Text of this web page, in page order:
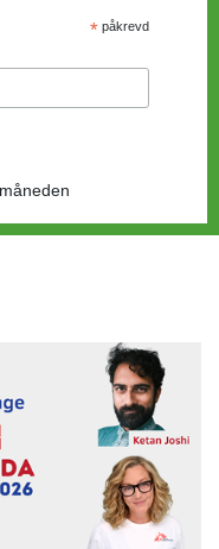
*påkrevd